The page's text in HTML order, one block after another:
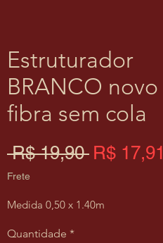
Estruturador
BRANCO novo
fibra sem cola
R$ 19,90 Preço
R$ 17,91
Frete
Medida 0,50 x 1.40m
Quantidade *